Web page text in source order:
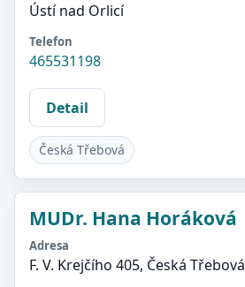
Ústí nad Orlicí
Telefon
465531198
Detail
Česká Třebová
MUDr. Hana Horáková
Adresa
F. V. Krejčího 405, Česká Třebová